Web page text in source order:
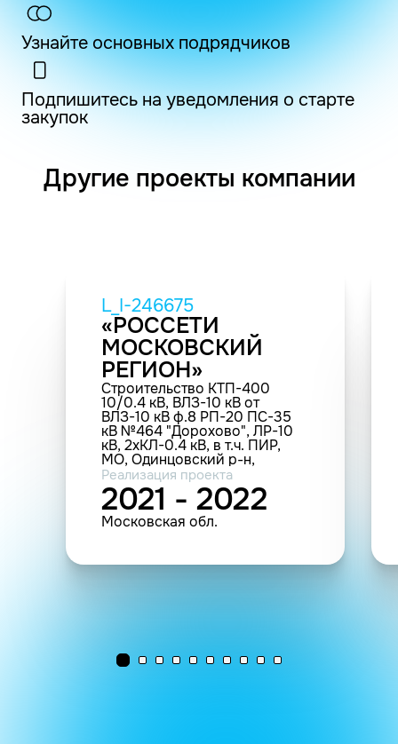
Узнайте основных подрядчиков
Подпишитесь на уведомления о старте
закупок
Другие проекты компании
L_I-246675
«РОССЕТИ
МОСКОВСКИЙ
РЕГИОН»
Строительство КТП-400
10/0.4 кВ, ВЛЗ-10 кВ от
ВЛЗ-10 кВ ф.8 РП-20 ПС-35
кВ №464 "Дорохово", ЛР-10
кВ, 2хКЛ-0.4 кВ, в т.ч. ПИР,
МО, Одинцовский р-н,
с.о.Крымский, д.Капань, АЗС
№1 (0.4 МВА; 0.111 км; 2 т.у.; 1
шт.(прочие))
Реализация проекта
2021 - 2022
Московская обл.